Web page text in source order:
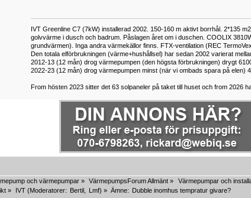
IVT Greenline C7 (7kW) installerad 2002. 150-160 m aktivt borrhål. 2*135
golvvärme i dusch och badrum. Påslagen året om i duschen. COOLIX
grundvärmen). Inga andra värmekällor finns. FTX-ventilation (REC
Den totala elförbrukningen (värme+hushållsel) har sedan 2002 varierat
2012-13 (12 mån) drog värmepumpen (den högsta förbrukningen) drygt
2022-23 (12 mån) drog värmepumpen minst (när vi ombads spara på elen)
From hösten 2023 sitter det 63 solpaneler på taket till huset och from 2026
och värmepumpar » VärmepumpsForum Allmänt » Värmepumpar och
» IVT (Moderatorer: Bertil Lmf) » Ämne: Dubble inomhus tempratur givare?